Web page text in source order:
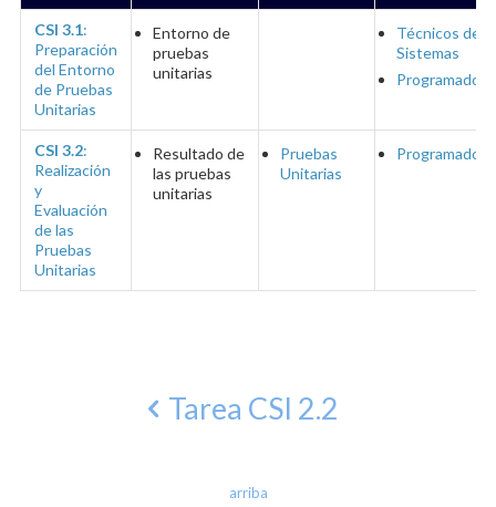
CSI 3.1:
Preparación
del Entorno
de Pruebas
Unitarias
Entorno de
pruebas
unitarias
Técnicos de
Sistemas
CSI 3.2:
Realización
y
Evaluación
de las
Pruebas
Unitarias
Resultado de
las pruebas
unitarias
Pruebas
Unitarias
Tarea CSI 2.2
arriba